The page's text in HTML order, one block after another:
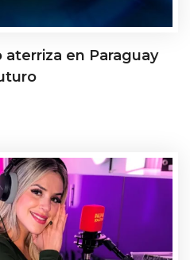
aterriza en Paraguay